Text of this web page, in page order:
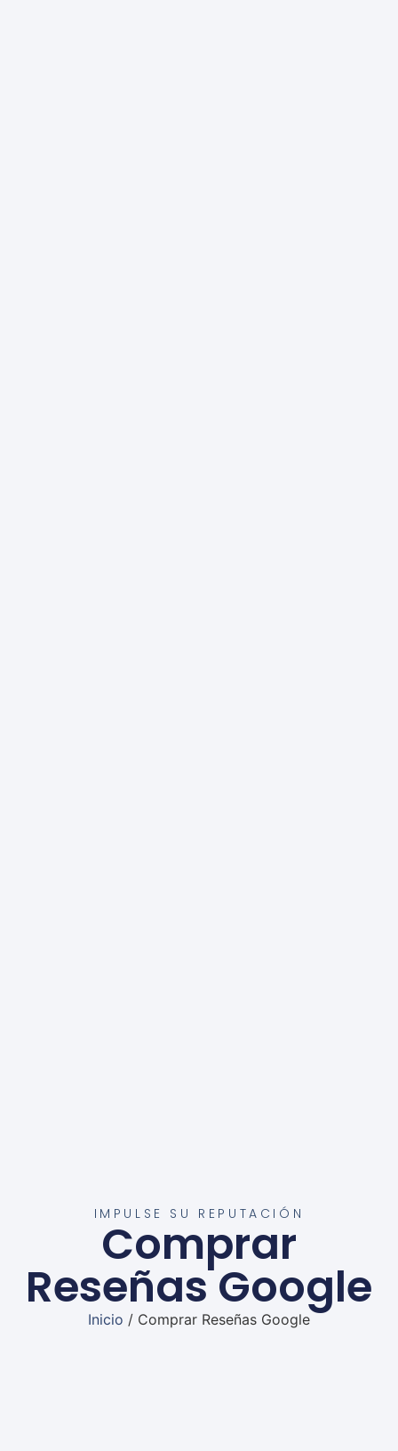
IMPULSE SU REPUTACIÓN
Comprar
Reseñas Google
Inicio / Comprar Reseñas Google